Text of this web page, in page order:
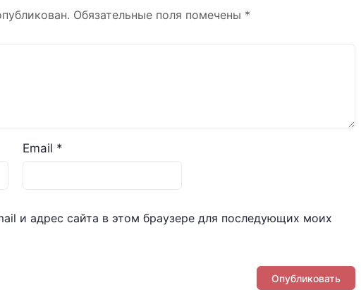
Обязательные поля помечены *
Email *
и адрес сайта в этом браузере для последующих моих